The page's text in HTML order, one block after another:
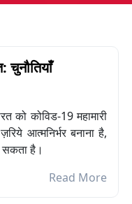
चुनौतियाँ
को कोविड-19 महामारी
आत्मनिर्भर बनाना है,
सकता है।
Read More